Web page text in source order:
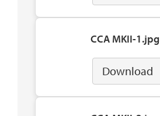
CCA MKII-1.jpg
Download